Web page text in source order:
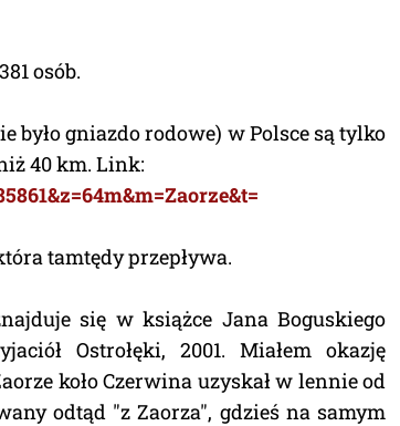
osób.
było gniazdo rodowe) w Polsce są tylko
40 km. Link:
tamtędy przepływa.
się w książce Jana Boguskiego
Ostrołęki, 2001. Miałem okazję
koło Czerwina uzyskał w lennie od
odtąd "z Zaorza", gdzieś na samym